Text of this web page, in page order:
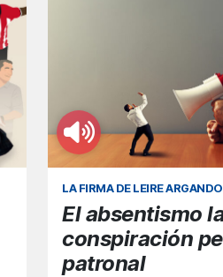
LA FIRMA DE LEIRE
El absentismo
conspiración
patronal